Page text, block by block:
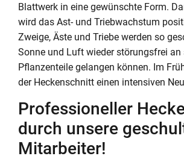
Blattwerk in eine gewünschte Form.
wird das Ast- und Triebwachstum
Zweige, Äste und Triebe werden so
Sonne und Luft wieder störungsfrei
Pflanzenteile gelangen können. Im
der Heckenschnitt einen intensiven
Professioneller
durch unsere
Mitarbeiter!